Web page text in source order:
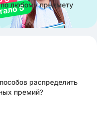
по любому предмету
распределить
премий?